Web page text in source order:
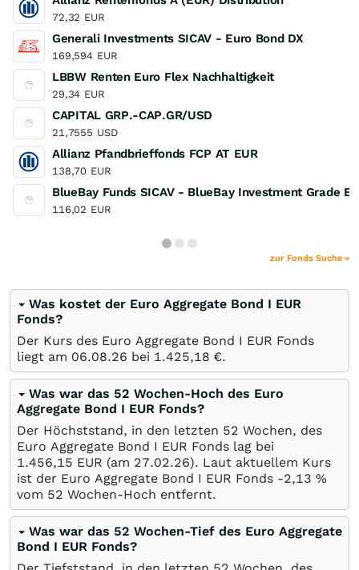
72,32 EUR
Generali Investments SICAV - Euro Bond DX
169,594 EUR
LBBW Renten Euro Flex Nachhaltigkeit
29,34 EUR
CAPITAL GRP.-CAP.GR/USD
21,7555 USD
Allianz Pfandbrieffonds FCP AT EUR
138,70 EUR
BlueBay Funds SICAV - BlueBay Investment Grade
116,02 EUR
zur Fonds Suche »
Was kostet der Euro Aggregate Bond I EUR
Fonds?
Der Kurs des Euro Aggregate Bond I EUR Fonds
liegt am 06.08.26 bei 1.425,18 €.
Was war das 52 Wochen-Hoch des Euro
Aggregate Bond I EUR Fonds?
Der Höchststand, in den letzten 52 Wochen, des
Euro Aggregate Bond I EUR Fonds lag bei
1.456,15 EUR (am 27.02.26). Laut aktuellem Kurs
ist der Euro Aggregate Bond I EUR Fonds -2,13 %
vom 52 Wochen-Hoch entfernt.
Was war das 52 Wochen-Tief des Euro Aggregate
Bond I EUR Fonds?